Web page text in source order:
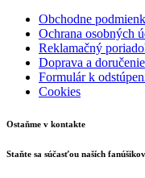
Obchodne
Ochrana osobných
Reklamačný
Doprava a doručenie
Formulár k
Cookies
Ostaňme v kontakte
Staňte sa súčasťou naších